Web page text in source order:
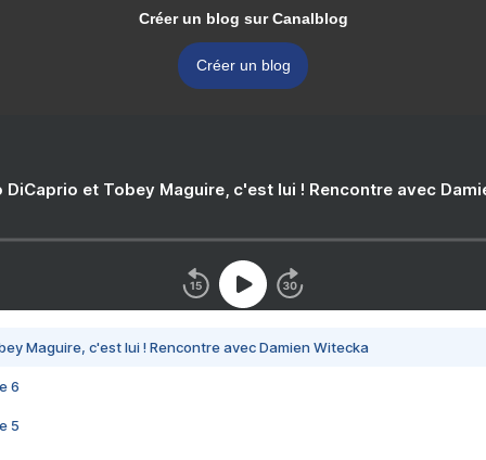
Créer un blog sur Canalblog
Créer un blog
DiCaprio et Tobey Maguire, c'est lui ! Rencontre avec
Maguire, c'est lui ! Rencontre avec Damien Witecka
6
5